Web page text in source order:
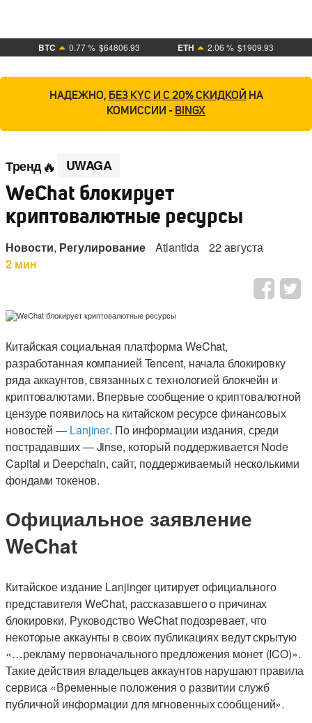
BTC 0.77 % $64806.93 ETH 2.06 % $1909.93
НАДЕЖНО, БЕЗ KYC И С 20% СКИДКОЙ НА
КОМИССИИ - BINGX
Тренд UWAGA
WeChat блокирует
криптовалютные ресурсы
Новости, Регулирование Atlantida
22 августа
2 мин
Китайская социальная платформа WeChat,
разработанная компанией Tencent, начала блокировку
ряда аккаунтов, связанных с технологией блокчейн и
криптовалютами. Впервые сообщение о криптовалютной
цензуре появилось на китайском ресурсе финансовых
новостей — Lanjiner. По информации издания, среди
пострадавших — Jinse, который поддерживается Node
Capital и Deepchain, сайт, поддерживаемый несколькими
фондами токенов.
Официальное заявление
WeChat
Китайское издание Lanjinger цитирует официального
представителя WeChat, рассказавшего о причинах
блокировки. Руководство WeChat подозревает, что
некоторые аккаунты в своих публикациях ведут скрытую
«…рекламу первоначального предложения монет (ICO)».
Такие действия владельцев аккаунтов нарушают правила
сервиса «Временные положения о развитии служб
публичной информации для мгновенных сообщений».